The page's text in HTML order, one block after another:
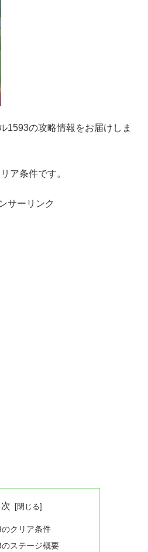
1593の攻略情報をお届けしま
ア条件です。
サーリンク
次
クリア条件
ステージ概要